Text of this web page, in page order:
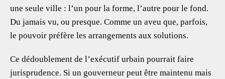
une seule ville : l’un pour la forme, l’autre pour le fond.
Du jamais vu, ou presque. Comme un aveu que, parfois,
le pouvoir préfère les arrangements aux solutions.
Ce dédoublement de l’exécutif urbain pourrait faire
jurisprudence. Si un gouverneur peut être maintenu mais